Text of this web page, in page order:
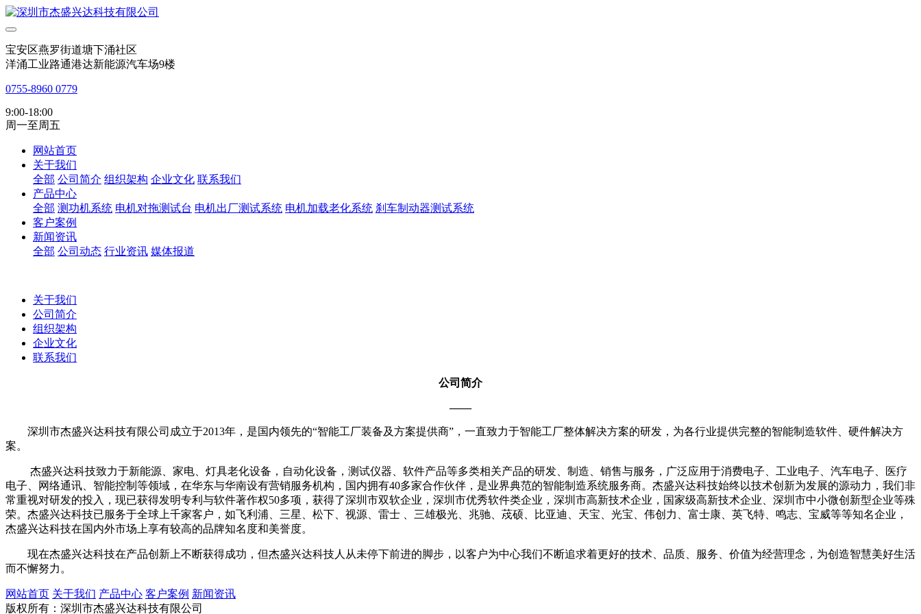
宝安区燕罗街道塘下涌社区
洋涌工业路通港达新能源汽车场9楼
0755-8960 0779
9:00-18:00
周一至周五
网站首页
关于我们
全部 公司简介 组织架构 企业文化 联系我们
产品中心
全部 测功机系统 电机对拖测试台 电机出厂测试系统 电机加载老化系统 刹车制动器测试系统
客户案例
新闻资讯
全部 公司动态 行业资讯 媒体报道
关于我们
公司简介
组织架构
企业文化
联系我们
公司简介
——
深圳市杰盛兴达科技有限公司成立于2013年，是国内领先的“智能工厂装备及方案提供商”，一直致力于智能工厂整体解决方案的研发，为各行业提供完整的智能制造软件、硬件解决方
案。
杰盛兴达科技致力于新能源、家电、灯具老化设备，自动化设备，测试仪器、软件产品等多类相关产品的研发、制造、销售与服务，广泛应用于消费电子、工业电子、汽车电子、医疗
电子、网络通讯、智能控制等领域，在华东与华南设有营销服务机构，国内拥有40多家合作伙伴，是业界典范的智能制造系统服务商。杰盛兴达科技始终以技术创新为发展的源动力，我们非
常重视对研发的投入，现已获得发明专利与软件著作权50多项，获得了深圳市双软企业，深圳市优秀软件类企业，深圳市高新技术企业，国家级高新技术企业、深圳市中小微创新型企业等殊
荣。杰盛兴达科技已服务于全球上千家客户，如飞利浦、三星、松下、视源、雷士 、三雄极光、兆驰、荗硕、比亚迪、天宝、光宝、伟创力、富士康、英飞特、鸣志、宝威等等知名企业，
杰盛兴达科技在国内外市场上享有较高的品牌知名度和美誉度。
现在杰盛兴达科技在产品创新上不断获得成功，但杰盛兴达科技人从未停下前进的脚步，以客户为中心我们不断追求着更好的技术、品质、服务、价值为经营理念，为创造智慧美好生活
而不懈努力。
网站首页 关于我们 产品中心 客户案例 新闻资讯
版权所有：深圳市杰盛兴达科技有限公司